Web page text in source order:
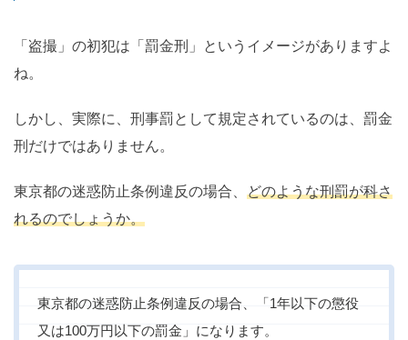
「盗撮」の初犯は「罰金刑」というイメージがありますよ
ね。
しかし、実際に、刑事罰として規定されているのは、罰金
刑だけではありません。
東京都の迷惑防止条例違反の場合、 どのような刑罰が科さ
れるのでしょうか。
東京都の迷惑防止条例違反の場合、「1年以下の懲役
又は100万円以下の罰金」になります。